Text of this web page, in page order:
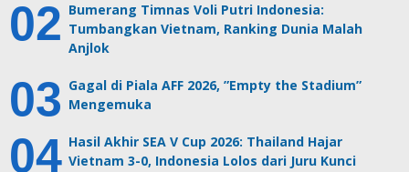
Bumerang Timnas Voli Putri Indonesia:
Tumbangkan Vietnam, Ranking Dunia Malah
Anjlok
Gagal di Piala AFF 2026, ”Empty the Stadium”
Mengemuka
Hasil Akhir SEA V Cup 2026: Thailand Hajar
Vietnam 3-0, Indonesia Lolos dari Juru Kunci